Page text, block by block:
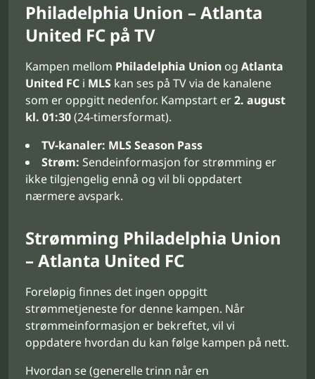
Philadelphia Union – Atlanta
United FC på TV
Kampen mellom Philadelphia Union og Atlanta
United FC i MLS kan ses på TV via de kanalene
som er oppgitt nedenfor. Kampstart er2. august
kl. 01:30(24-timersformat).
TV-kanaler: MLS Season Pass
Strøm: Sendeinformasjon for strømming er
ikke tilgjengelig ennå og vil bli oppdatert
nærmere avspark.
Strømming Philadelphia Union
– Atlanta United FC
Foreløpig finnes det ingen oppgitt
strømmetjeneste for denne kampen. Når
strømmeinformasjon er bekreftet, vil vi
oppdatere hvordan du kan følge kampen på nett.
Hvordan se (generelle trinn når en